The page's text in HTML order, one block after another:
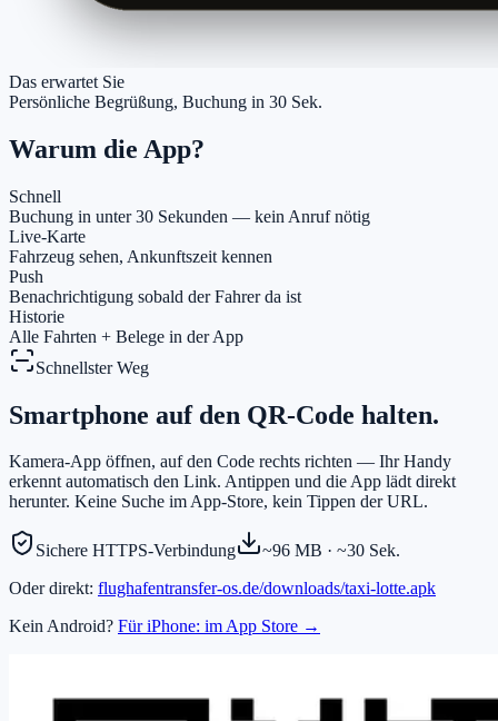
Das erwartet Sie
Persönliche Begrüßung, Buchung in 30 Sek.
Warum die App?
Schnell
Buchung in unter 30 Sekunden — kein Anruf nötig
Live-Karte
Fahrzeug sehen, Ankunftszeit kennen
Push
Benachrichtigung sobald der Fahrer da ist
Historie
Alle Fahrten + Belege in der App
Schnellster Weg
Smartphone auf den QR-Code halten.
Kamera-App öffnen, auf den Code rechts richten — Ihr Handy
erkennt automatisch den Link. Antippen und die App lädt direkt
herunter. Keine Suche im App-Store, kein Tippen der URL.
Sichere HTTPS-Verbindung
~96 MB · ~30 Sek.
Oder direkt: flughafentransfer-os.de/downloads/taxi-lotte.apk
Kein Android? Für iPhone: im App Store →